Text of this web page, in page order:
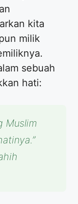
kita
milik
sebuah
hati:
Muslim